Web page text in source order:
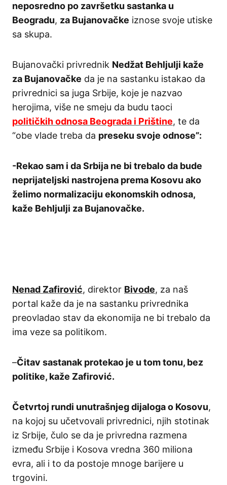
neposredno po završetku sastanka u
Beogradu, za Bujanovačke iznose svoje utiske
sa skupa.
Bujanovački privrednik Nedžat Behljulji kaže
za Bujanovačke da je na sastanku istakao da
privrednici sa juga Srbije, koje je nazvao
herojima, više ne smeju da budu taoci
političkih odnosa Beograda i Prištine, te da
“obe vlade treba da preseku svoje odnose”:
-Rekao sam i da Srbija ne bi trebalo da bude
neprijateljski nastrojena prema Kosovu ako
želimo normalizaciju ekonomskih odnosa,
kaže Behljulji za Bujanovačke.
Nenad Zafirović, direktor Bivode, za naš
portal kaže da je na sastanku privrednika
preovladao stav da ekonomija ne bi trebalo da
ima veze sa politikom.
–Čitav sastanak protekao je u tom tonu, bez
politike, kaže Zafirović.
Četvrtoj rundi unutrašnjeg dijaloga o Kosovu,
na kojoj su učetvovali privrednici, njih stotinak
iz Srbije, čulo se da je privredna razmena
između Srbije i Kosova vredna 360 miliona
evra, ali i to da postoje mnoge barijere u
trgovini.